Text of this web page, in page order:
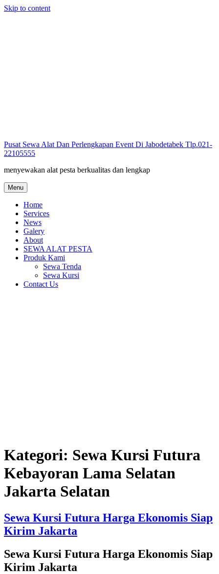
Skip to content
Pusat Sewa Alat Dan Perlengkapan Event Di Jabodetabek Tlp.021-
22105555
menyewakan alat pesta berkualitas dan lengkap
Menu
Home
Services
News
Galery
About
SEWA ALAT PESTA
Produk Kami
Sewa Tenda
Sewa Kursi
Contact Us
Kategori: Sewa Kursi Futura
Kebayoran Lama Selatan
Jakarta Selatan
Sewa Kursi Futura Harga Ekonomis Siap
Kirim Jakarta
Sewa Kursi Futura Harga Ekonomis Siap
Kirim Jakarta